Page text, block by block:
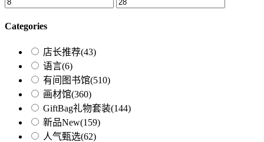
Categories
店长推荐(43)
语言(6)
有间图书馆(510)
画材馆(360)
GiftBag礼物套装(144)
新品New(159)
人气甄选(62)